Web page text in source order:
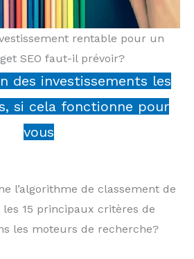
rentable pour un
SEO faut-il prévoir?
des investissements les
si cela fonctionne pour
vous
l’algorithme de classement de
les 15 principaux critères de
les moteurs de recherche?